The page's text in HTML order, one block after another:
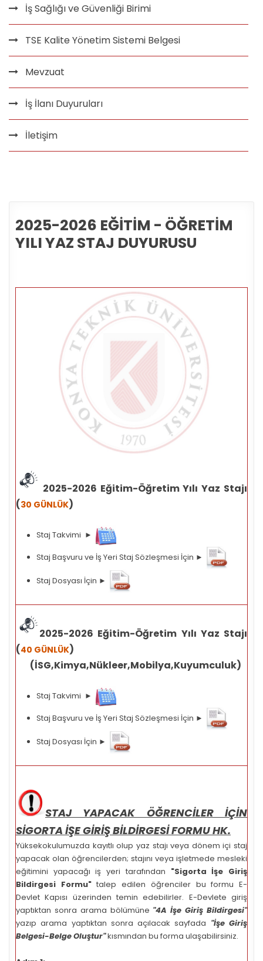
İş Sağlığı ve Güvenliği Birimi
TSE Kalite Yönetim Sistemi Belgesi
Mevzuat
İş İlanı Duyuruları
İletişim
2025-2026 EĞİTİM - ÖĞRETİM
YILI YAZ STAJ DUYURUSU
2025-2026 Eğitim-Öğretim Yılı Yaz Stajı
(30 GÜNLÜK)
Staj Takvimi ►
Staj Başvuru ve İş Yeri Staj Sözleşmesi İçin ►
Staj Dosyası İçin ►
2025-2026 Eğitim-Öğretim Yılı Yaz Stajı
(40 GÜNLÜK)
(İSG,Kimya,Nükleer,Mobilya,Kuyumculuk)
Staj Takvimi ►
Staj Başvuru ve İş Yeri Staj Sözleşmesi İçin ►
Staj Dosyası İçin ►
STAJ YAPACAK ÖĞRENCİLER İÇİN
SİGORTA İŞE GİRİŞ BİLDİRGESİ FORMU HK.
Yüksekokulumuzda kayıtlı olup yaz stajı veya dönem içi staj
yapacak olan öğrencilerden; stajını veya işletmede mesleki
eğitimini yapacağı iş yeri tarafından "Sigorta İşe Giriş
Bildirgesi Formu"talep edilen öğrenciler bu formu E-
Devlet Kapısı üzerinden temin edebilirler. E-Devlete giriş
yaptıktan sonra arama bölümüne "4A İşe Giriş Bildirgesi"
yazıp arama yaptıktan sonra açılacak sayfada "İşe Giriş
Belgesi-Belge Oluştur"kısmından bu forma ulaşabilirsiniz.